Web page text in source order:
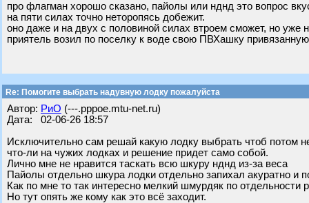
про флагман хорошо сказано, пайолы или нднд это вопрос
на пяти силах точно неторопясь добежит.
оно даже и на двух с половиной силах втроем сможет, но уже
приятель возил по поселку к воде свою ПВХашку
Re: Помогите выбрать надувную лодку пожалуйста
Автор: РиО (---.pppoe.mtu-net.ru)
Дата: 02-06-26 18:57
Исключительно сам решай какую лодку выбрать чтоб потом
что-ли на чужих лодках и решение придет само собой.
Лично мне не нравится таскать всю шкуру нднд из-за веса
Пайолы отдельно шкура лодки отдельно запихал акуратно и
Как по мне то так интересно мелкий шмурдяк по отдельности
Но тут опять же кому как это всё заходит.